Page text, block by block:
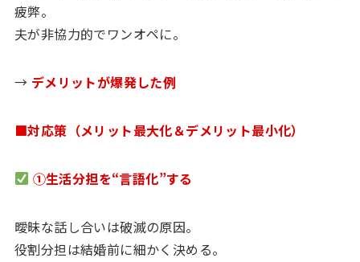
疲弊。
夫が非協力的でワンオペに。
→ デメリットが爆発した例
■対応策（メリット最大化＆デメリット最小化）
①生活分担を“言語化”する
曖昧な話し合いは破滅の原因。
役割分担は結婚前に細かく決める。